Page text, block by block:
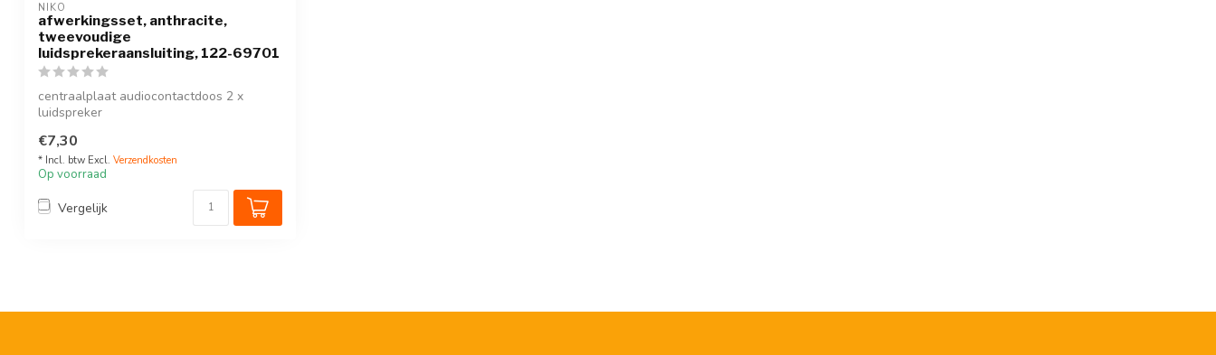
NIKO
afwerkingsset, anthracite,
tweevoudige
luidsprekeraansluiting, 122-69701
centraalplaat audiocontactdoos 2 x
luidspreker
€7,30
* Incl. btw Excl. Verzendkosten
Op voorraad
Vergelijk